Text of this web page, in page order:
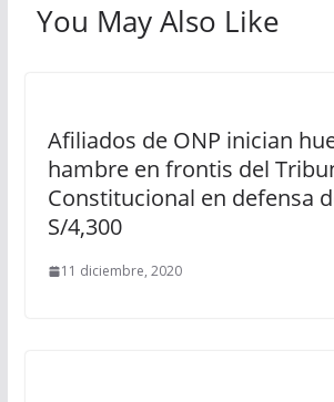
You May Also Like
Afiliados de ONP inician
hambre en frontis del
Constitucional en defensa
S/4,300
11 diciembre, 2020